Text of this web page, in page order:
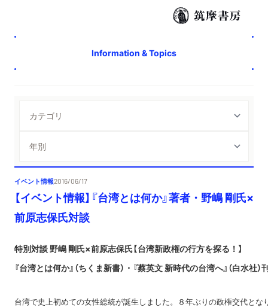
Information & Topics
イベント情報2016/06/17
【イベント情報】『台湾とは何か』著者・野嶋 剛氏×
前原志保氏対談
特別対談 野嶋 剛氏×前原志保氏【台湾新政権の行方を探る！】
『台湾とは何か』（ちくま新書）・『蔡英文 新時代の台湾へ』（白水社）
台湾で史上初めての女性総統が誕生しました。８年ぶりの政権交代と